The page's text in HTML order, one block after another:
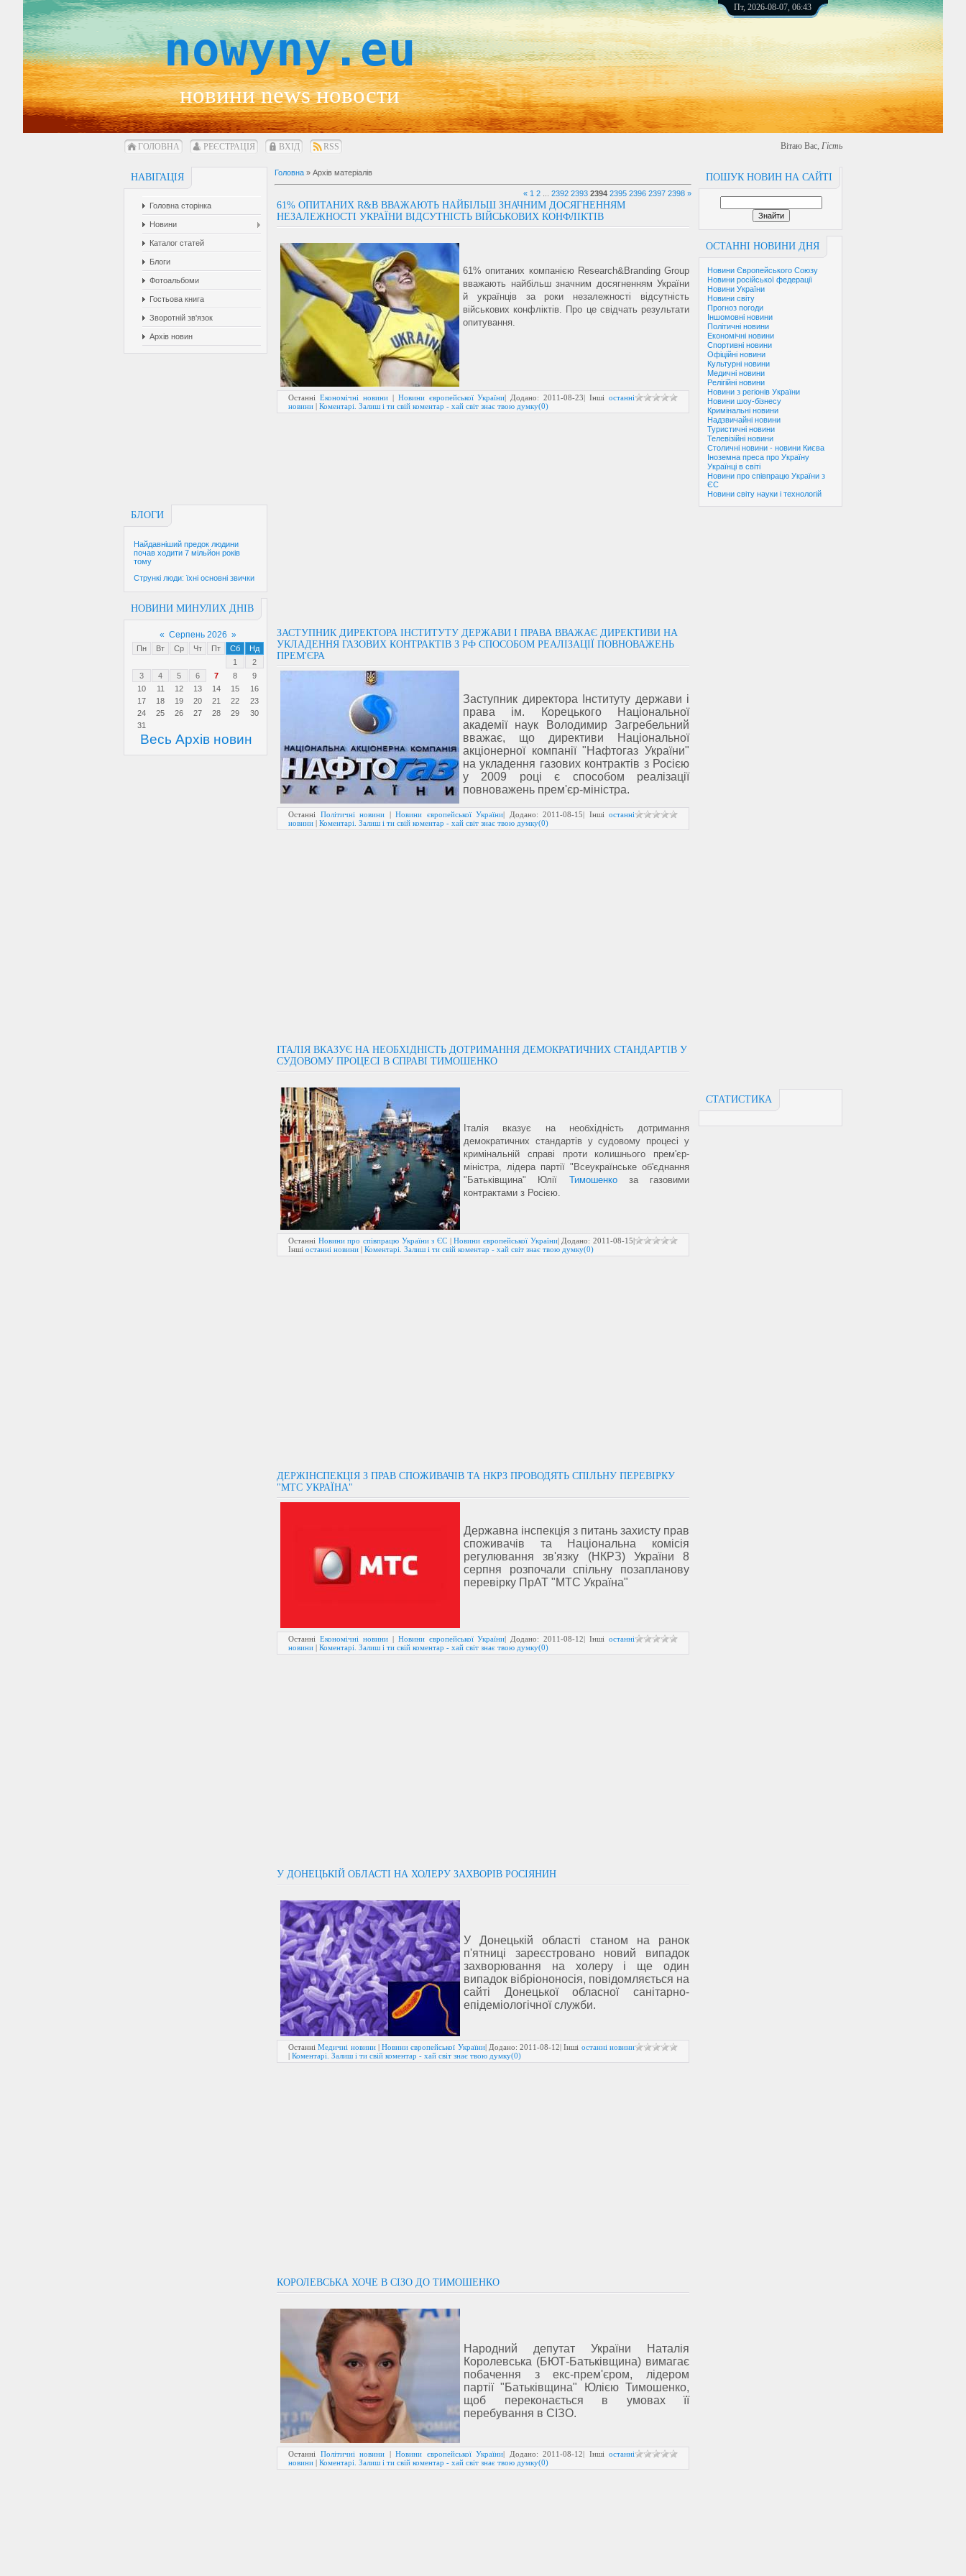
nowyny.eu
новини news новости
Пт, 2026-08-07, 06:43
ГОЛОВНА РЕЄСТРАЦІЯ ВХІД RSS Вітаю Вас, Гість
НАВІГАЦІЯ
Головна сторінка
Новини
Каталог статей
Блоги
Фотоальбоми
Гостьова книга
Зворотній зв'язок
Архів новин
БЛОГИ
Найдавніший предок людини
почав ходити 7 мільйон років
тому
Стрункі люди: їхні основні звички
НОВИНИ МИНУЛИХ ДНІВ
« Серпень 2026 »
Пн Вт Ср Чт Пт Сб
Нд
1
2
3
4 5 6 7 8
9
10
11 12 13 14 15
16
17
18 19 20 21 22
23
24
25 26 27 28 29
30
31
Весь Архів новин
ПОШУК НОВИН НА САЙТІ
ОСТАННІ НОВИНИ ДНЯ
Новини Європейського Союзу
Новини російської федерації
Новини України
Новини світу
Прогноз погоди
Іншомовні новини
Політичні новини
Економічні новини
Спортивні новини
Офіційні новини
Культурні новини
Медичні новини
Релігійні новини
Новини з регіонів України
Новини шоу-бізнесу
Кримінальні новини
Надзвичайні новини
Туристичні новини
Телевізійні новини
Столичні новини - новини Києва
Іноземна преса про Україну
Українці в світі
Новини про співпрацю України з
ЄС
Новини світу науки і технологій
СТАТИСТИКА
Головна » Архів матеріалів
« 1 2 2392 2393 2394 2395 2396 2397 2398 »
61% ОПИТАНИХ R&B ВВАЖАЮТЬ НАЙБІЛЬШ ЗНАЧНИМ ДОСЯГНЕННЯМ
НЕЗАЛЕЖНОСТІ УКРАЇНИ ВІДСУТНІСТЬ ВІЙСЬКОВИХ КОНФЛІКТІВ
61% опитаних компанією Research&Branding Group
вважають найбільш значним досягненням України
й українців за роки незалежності відсутність
військових конфліктів. Про це свідчать результати
опитування.
Останні Економічні новини| Новини європейської України| Додано:2011-08-23| Іншіостанні
новини | Коментарі. Залиш і ти свій коментар - хай світ знає твою думку(0)
ЗАСТУПНИК ДИРЕКТОРА ІНСТИТУТУ ДЕРЖАВИ І ПРАВА ВВАЖАЄ ДИРЕКТИВИ НА
УКЛАДЕННЯ ГАЗОВИХ КОНТРАКТІВ З РФ СПОСОБОМ РЕАЛІЗАЦІЇ ПОВНОВАЖЕНЬ
ПРЕМ'ЄРА
Заступник директора Інституту держави і
права ім. Корецького Національної
академії наук Володимир Загребельний
вважає, що директиви Національної
акціонерної компанії "Нафтогаз України"
на укладення газових контрактів з Росією
у 2009 році є способом реалізації
повноважень прем'єр-міністра.
Останні Політичні новини | Новини європейської України| Додано: 2011-08-15| Інші останні
новини | Коментарі. Залиш і ти свій коментар - хай світ знає твою думку(0)
ІТАЛІЯ ВКАЗУЄ НА НЕОБХІДНІСТЬ ДОТРИМАННЯ ДЕМОКРАТИЧНИХ СТАНДАРТІВ У
СУДОВОМУ ПРОЦЕСІ В СПРАВІ ТИМОШЕНКО
Італія вказує на необхідність дотримання
демократичних стандартів у судовому процесі у
кримінальній справі проти колишнього прем'єр-
міністра, лідера партії "Всеукраїнське об'єднання
"Батьківщина" Юлії Тимошенкоза газовими
контрактами з Росією.
Останні Новини про співпрацю України з ЄС |Новини європейської України| Додано:2011-08-15|
Інші останні новини | Коментарі. Залиш і ти свій коментар - хай світ знає твою думку(0)
ДЕРЖІНСПЕКЦІЯ З ПРАВ СПОЖИВАЧІВ ТА НКРЗ ПРОВОДЯТЬ СПІЛЬНУ ПЕРЕВІРКУ
"МТС УКРАЇНА"
Державна інспекція з питань захисту прав
споживачів та Національна комісія
регулювання зв'язку (НКРЗ) України 8
серпня розпочали спільну позапланову
перевірку ПрАТ "МТС Україна"
Останні Економічні новини| Новини європейської України| Додано:2011-08-12| Іншіостанні
новини | Коментарі. Залиш і ти свій коментар - хай світ знає твою думку(0)
У ДОНЕЦЬКІЙ ОБЛАСТІ НА ХОЛЕРУ ЗАХВОРІВ РОСІЯНИН
У Донецькій області станом на ранок
п'ятниці зареєстровано новий випадок
захворювання на холеру і ще один
випадок вібріононосія, повідомляється на
сайті Донецької обласної санітарно-
епідеміологічної служби.
ОстанніМедичні новини|Новини європейської України| Додано:2011-08-12| Інші останні новини
| Коментарі. Залиш і ти свій коментар - хай світ знає твою думку(0)
КОРОЛЕВСЬКА ХОЧЕ В СІЗО ДО ТИМОШЕНКО
Народний депутат України Наталія
Королевська (БЮТ-Батьківщина) вимагає
побачення з екс-прем'єром, лідером
партії "Батьківщина" Юлією Тимошенко,
щоб переконається в умовах її
перебування в СІЗО.
Останні Політичні новини | Новини європейської України| Додано: 2011-08-12| Інші останні
новини | Коментарі. Залиш і ти свій коментар - хай світ знає твою думку(0)